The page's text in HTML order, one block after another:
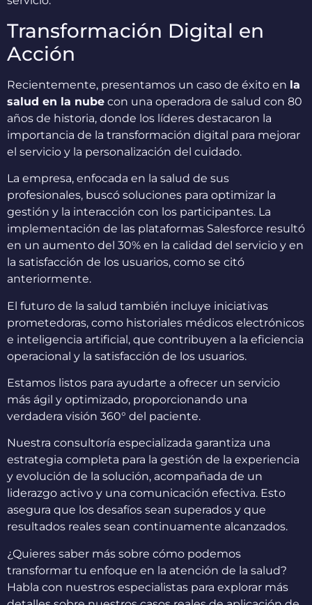
Transformación Digital en
Acción
Recientemente, presentamos un caso de éxito en la
salud en la nube con una operadora de salud con 80
años de historia, donde los líderes destacaron la
importancia de la transformación digital para mejorar
el servicio y la personalización del cuidado.
La empresa, enfocada en la salud de sus
profesionales, buscó soluciones para optimizar la
gestión y la interacción con los participantes. La
implementación de las plataformas Salesforce resultó
en un aumento del 30% en la calidad del servicio y en
la satisfacción de los usuarios, como se citó
anteriormente.
El futuro de la salud también incluye iniciativas
prometedoras, como historiales médicos electrónicos
e inteligencia artificial, que contribuyen a la eficiencia
operacional y la satisfacción de los usuarios.
Estamos listos para ayudarte a ofrecer un servicio
más ágil y optimizado, proporcionando una
verdadera visión 360° del paciente.
Nuestra consultoría especializada garantiza una
estrategia completa para la gestión de la experiencia
y evolución de la solución, acompañada de un
liderazgo activo y una comunicación efectiva. Esto
asegura que los desafíos sean superados y que
resultados reales sean continuamente alcanzados.
¿Quieres saber más sobre cómo podemos
transformar tu enfoque en la atención de la salud?
Habla con nuestros especialistas para explorar más